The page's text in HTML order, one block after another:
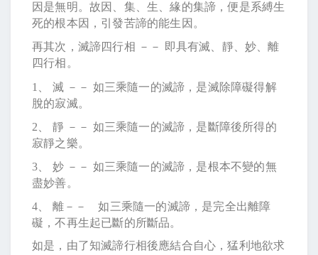
因是無明。故因、集、生、緣的集諦，便是系縛生
死的根本因，引發苦諦的能生因。
再其次，滅諦四行相 －－ 即具有滅、靜、妙、離
四行相。
1
、 滅 －－ 如三乘隨一的滅諦，是滅除障礙得解
脫的寂滅。
2 、 靜 －－ 如三乘隨一的滅諦，是斷障後所得的
寂靜之樂。
3 、 妙 －－ 如三乘隨一的滅諦，是根本不變的無
盡妙善。
4 、 離－－ 如三乘隨一的滅諦，是完全出離障
礙，不再生起已斷的所斷品。
如是，由了知滅諦行相後應結合自心，猛利地欲求